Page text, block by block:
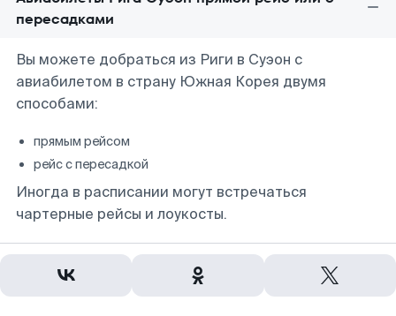
пересадками
Вы можете добраться из Риги в Суэон с
авиабилетом в страну Южная Корея двумя
способами:
прямым рейсом
рейс с пересадкой
Иногда в расписании могут встречаться
чартерные рейсы и лоукосты.